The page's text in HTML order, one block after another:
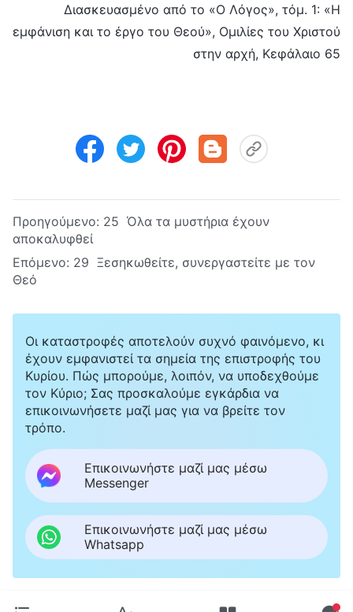
Διασκευασμένο από το «Ο Λόγος», τόμ. 1: «Η
εμφάνιση και το έργο του Θεού», Ομιλίες του Χριστού
στην αρχή, Κεφάλαιο 65
Προηγούμενο: 25 Όλα τα μυστήρια έχουν
αποκαλυφθεί
Επόμενο: 29 Ξεσηκωθείτε, συνεργαστείτε με τον
Θεό
Οι καταστροφές αποτελούν συχνό φαινόμενο, κι
έχουν εμφανιστεί τα σημεία της επιστροφής του
Κυρίου. Πώς μπορούμε, λοιπόν, να υποδεχθούμε
τον Κύριο; Σας προσκαλούμε εγκάρδια να
επικοινωνήσετε μαζί μας για να βρείτε τον
τρόπο.
Επικοινωνήστε μαζί μας μέσω
Messenger
Επικοινωνήστε μαζί μας μέσω
Whatsapp